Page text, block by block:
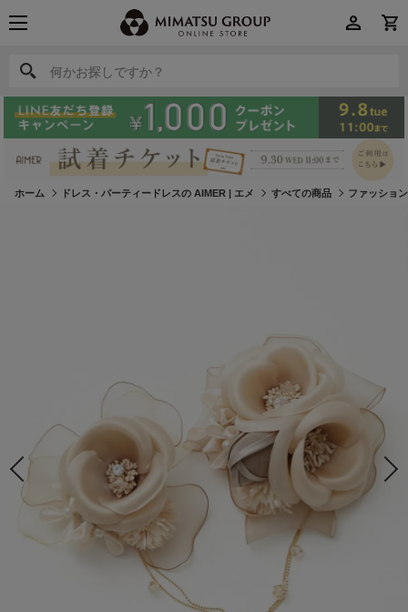
何かお探しですか？
何かお探しですか？
ホーム ドレス・パーティードレスの AIMER | エメ すべての商品 ファッショ